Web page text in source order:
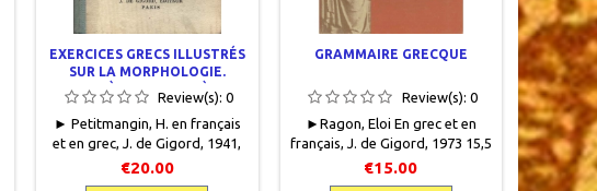
EXERCICES GRECS ILLUSTRÉS
SUR LA MORPHOLOGIE.
PREMIÈRE ET DEUXIÈME
ANNÉE
Review(s):0
► Petitmangin, H. en français
et en grec , J. de Gigord , 1941,
13 x 18 , 306 pages , relié ,
occasion.Bon état. Demi toilé
€20.00
GRAMMAIRE GRECQUE
Review(s): 0
►Ragon, Eloi En grec et en
français, J. de Gigord, 1973 15,5
x 21,5, VI + 282 pages, relié,
occasion. Très bon état. Reliure
€15.00